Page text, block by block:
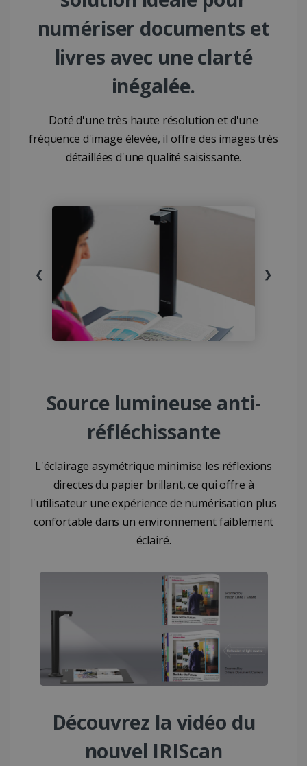
numériser documents et
livres avec une clarté
inégalée.
Doté d'une très haute résolution et d'une
fréquence d'image élevée, il offre des images très
détaillées d'une qualité saisissante.
❮ ❯
Source lumineuse anti-
réfléchissante
L'éclairage asymétrique minimise les réflexions
directes du papier brillant, ce qui offre à
l'utilisateur une expérience de numérisation plus
confortable dans un environnement faiblement
éclairé.
Découvrez la vidéo du
nouvel IRIScan